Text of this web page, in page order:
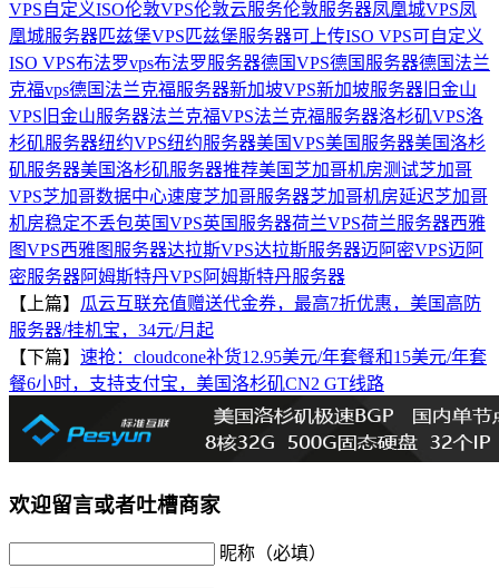
VPS自定义ISO伦敦VPS伦敦云服务伦敦服务器凤凰城VPS凤
凰城服务器匹兹堡VPS 匹兹堡服务器可上传ISO VPS可自定义
ISO VPS布法罗vps布法罗服务器德国VPS德国服务器德国法兰
克福vps德国法兰克福服务器新加坡VPS新加坡服务器 旧金山
VPS 旧金山服务器法兰克福VPS法兰克福服务器洛杉矶VPS洛
杉矶服务器纽约VPS纽约服务器美国VPS美国服务器美国洛杉
矶服务器美国洛杉矶服务器推荐美国芝加哥机房测试芝加哥
VPS芝加哥数据中心速度芝加哥服务器芝加哥机房延迟芝加哥
机房稳定不丢包英国VPS英国服务器荷兰VPS荷兰服务器西雅
图VPS西雅图服务器达拉斯VPS达拉斯服务器迈阿密VPS迈阿
密服务器阿姆斯特丹VPS 阿姆斯特丹服务器
【上篇】 瓜云互联充值赠送代金券，最高7折优惠，美国高防
服务器/挂机宝，34元/月起
【下篇】 速抢：cloudcone补货12.95美元/年套餐和15美元/年套
餐6小时，支持支付宝，美国洛杉矶CN2 GT线路
欢迎留言或者吐槽商家
昵称（必填）